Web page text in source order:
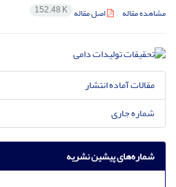
مشاهده مقاله اصل مقاله 152.48 K
مقالات آماده انتشار
شماره جاری
شماره‌های پیشین نشریه